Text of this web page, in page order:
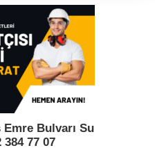
Bulvarı Su
384 77 07